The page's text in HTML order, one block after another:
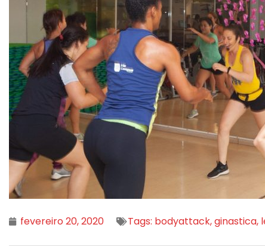
fevereiro 20, 2020 Tags: bodyattack,ginastica,